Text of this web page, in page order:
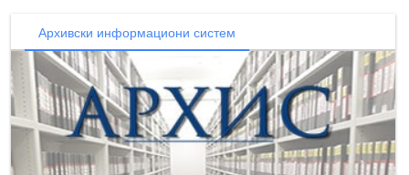
Архивски информациони систем